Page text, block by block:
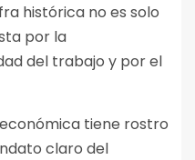
histórica no es solo
por la
del trabajo y por el
tiene rostro
claro del